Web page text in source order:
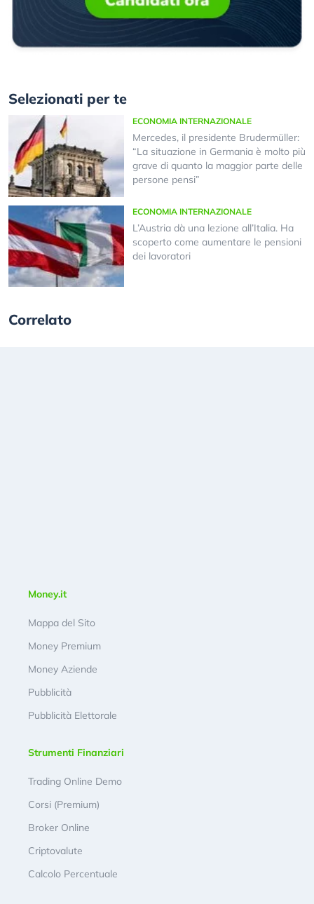
Selezionati per te
ECONOMIA INTERNAZIONALE
Mercedes, il presidente Brudermüller:
“La situazione in Germania è molto più
grave di quanto la maggior parte delle
persone pensi”
ECONOMIA INTERNAZIONALE
L’Austria dà una lezione all’Italia. Ha
scoperto come aumentare le pensioni
dei lavoratori
Correlato
Money.it
Mappa del Sito
Money Premium
Money Aziende
Pubblicità
Pubblicità Elettorale
Strumenti Finanziari
Trading Online Demo
Corsi (Premium)
Broker Online
Criptovalute
Calcolo Percentuale